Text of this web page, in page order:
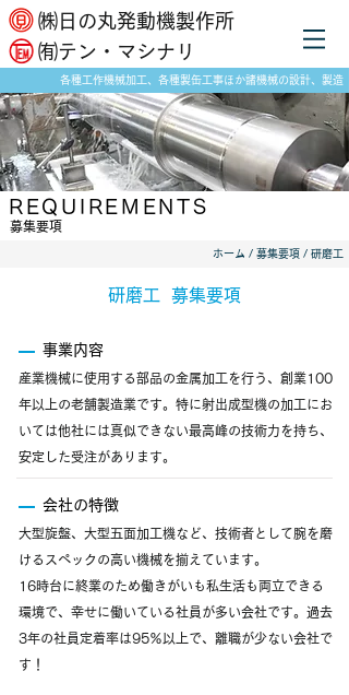
​㈱日の丸発動機製作所
​㈲テン・マシナリ
各種工作機械加工、各種製缶工事ほか諸機械の設計、製造
REQUIREMENTS
​募集要項
​ホーム / 募集要項 / 研磨工
​研磨工 募集要項
事業内容
産業機械に使用する部品の金属加工を行う、創業100
年以上の老舗製造業です。特に射出成型機の加工にお
いては他社には真似できない最高峰の技術力を持ち、
安定した受注があります。
会社の特徴
大型旋盤、大型五面加工機など、技術者として腕を磨
けるスペックの高い機械を揃えています。
16時台に終業のため働きがいも私生活も両立できる
環境で、幸せに働いている社員が多い会社です。過去
3年の社員定着率は95％以上で、離職が少ない会社で
す！